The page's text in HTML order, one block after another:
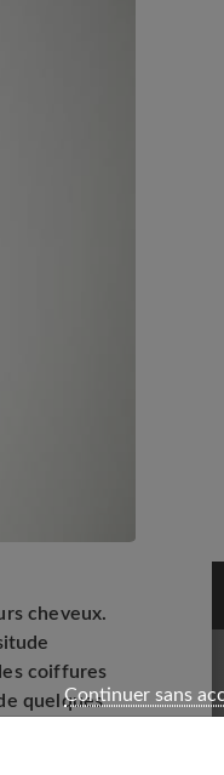
cheveux.
coiffures
quelquesContinuer sans